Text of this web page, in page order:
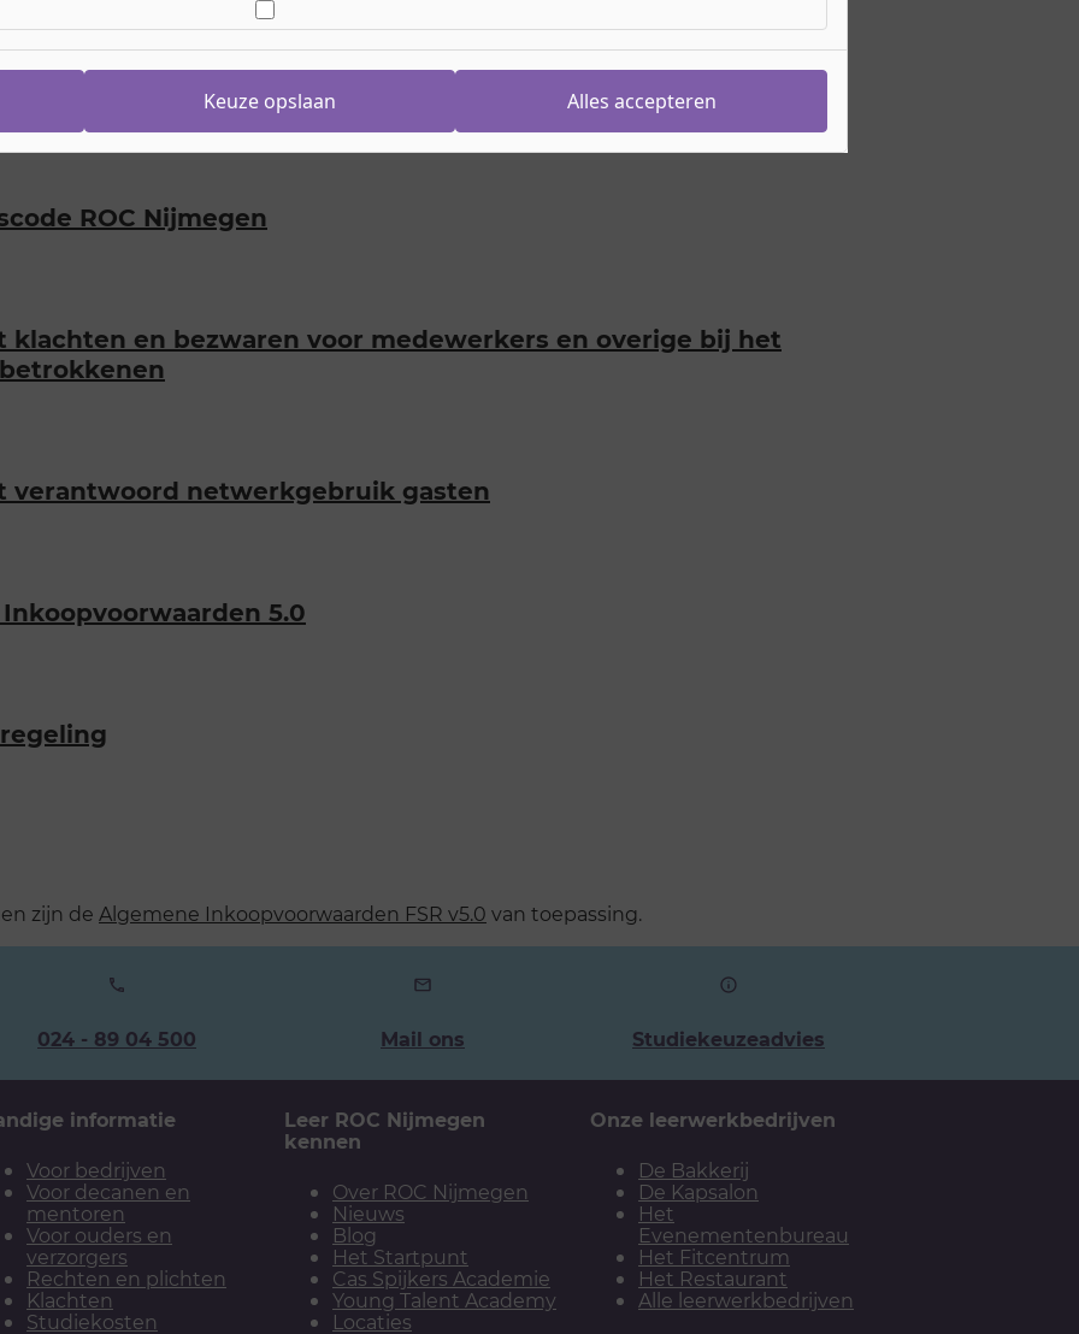
ROC Nijmegen
klachten en bezwaren voor medewerkers en overige bij het
verantwoord netwerkgebruik gasten
5.0
zijn de Algemene Inkoopvoorwaarden FSR v5.0 van toepassing.
Ons
024 - 89 04 500 Mail ons Studiekeuzeadvies
informatie
Voor bedrijven
Voor decanen en
mentoren
Voor ouders en
verzorgers
Rechten en plichten
Klachten
Studiekosten
Leer ROC Nijmegen
kennen
Over ROC Nijmegen
Nieuws
Blog
Het Startpunt
Cas Spijkers Academie
Young Talent Academy
Locaties
Onze leerwerkbedrijven
De Bakkerij
De Kapsalon
Het
Evenementenbureau
Het Fitcentrum
Het Restaurant
Alle leerwerkbedrijven
Keuze opslaan Alles accepteren